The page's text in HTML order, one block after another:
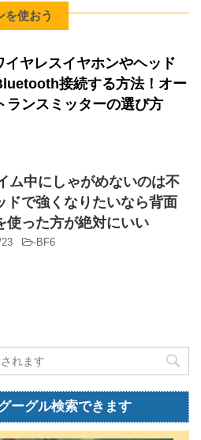
使おう
イヤレスイヤホンやヘッド
接続する方法！オー
ランスミッターの選び方
ム中にしゃがめないのは不
ドで強くなりたいなら背面
使った方が絶対にいい
-BF6
ーグル検索できます